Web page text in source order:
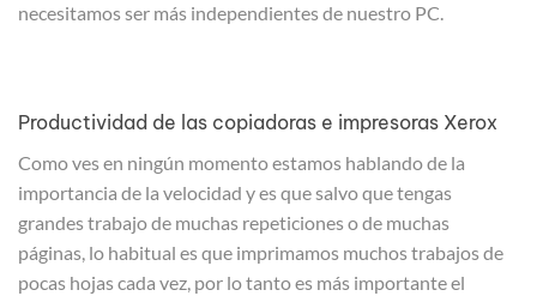
necesitamos ser más independientes de nuestro PC.
Productividad de las copiadoras e impresoras Xerox
Como ves en ningún momento estamos hablando de la
importancia de la velocidad y es que salvo que tengas
grandes trabajo de muchas repeticiones o de muchas
páginas, lo habitual es que imprimamos muchos trabajos de
pocas hojas cada vez, por lo tanto es más importante el